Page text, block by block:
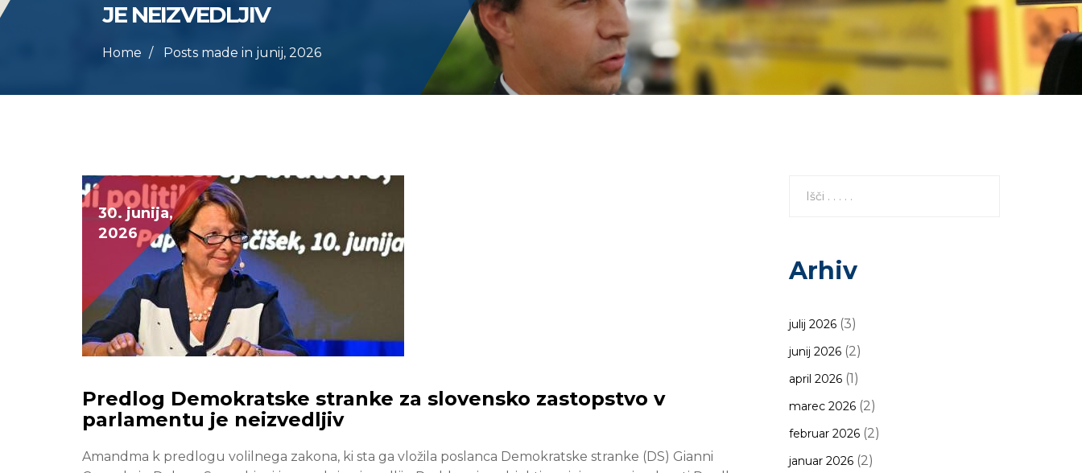
JE NEIZVEDLJIV
Home Posts made in junij, 2026
30. junija,
2026
Predlog Demokratske stranke za slovensko zastopstvo v
parlamentu je neizvedljiv
Amandma k predlogu volilnega zakona, ki sta ga vložila poslanca Demokratske stranke (DS) Gianni
Arhiv
julij 2026(3)
junij 2026(2)
april 2026(1)
marec 2026(2)
februar 2026(2)
januar 2026(2)